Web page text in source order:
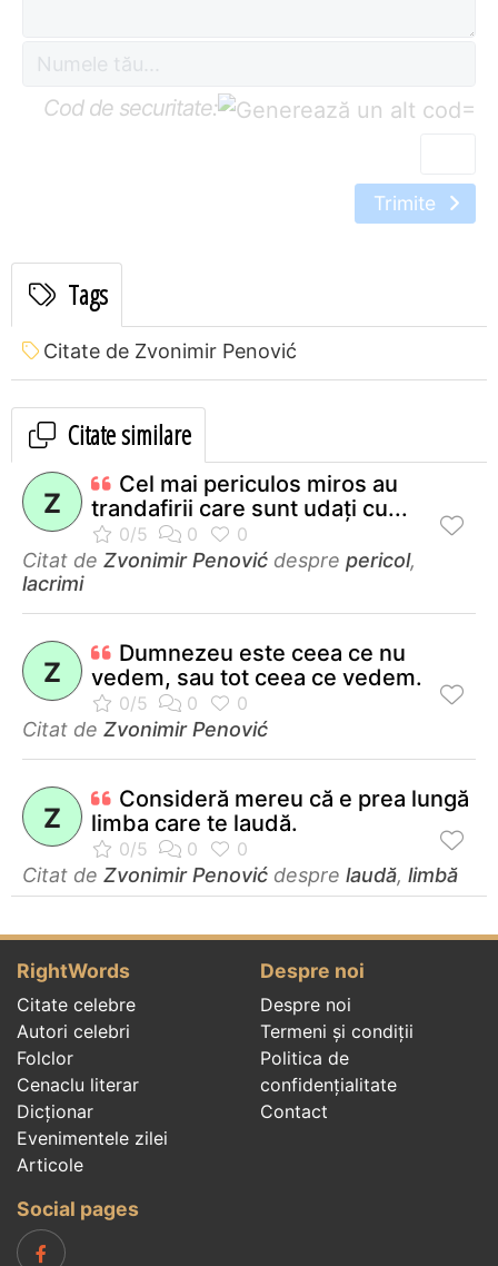
Cod de securitate: =
Trimite
Tags
Citate de Zvonimir Penović
Citate similare
Z
Cel mai periculos miros au
trandafirii care sunt udaţi cu...
Citat de Zvonimir Penović despre pericol,
lacrimi
Z
Dumnezeu este ceea ce nu
vedem, sau tot ceea ce vedem.
Citat de Zvonimir Penović
Z
Consideră mereu că e prea lungă
limba care te laudă.
Citat de Zvonimir Penović despre laudă, limbă
RightWords
Citate celebre
Autori celebri
Folclor
Cenaclu literar
Dicționar
Evenimentele zilei
Articole
Despre noi
Despre noi
Termeni și condiții
Politica de
confidenţialitate
Contact
Social pages